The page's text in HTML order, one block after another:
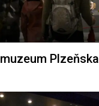
Plzeňska